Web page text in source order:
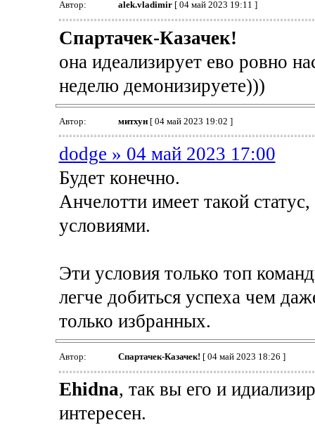
Автор: alek.vladimir[ 04 май 2023 19:11 ]
Спартачек-Казачек!
она идеализирует ево ровно
неделю демонизируете)))
Автор: митхун[ 04 май 2023 19:02 ]
dodge » 04 май 2023 17:00
Будет конечно.
Анчелотти имеет такой
условиями.
Эти условия только топ
легче добиться успеха чем
только избранных.
Автор: Спартачек-Казачек! [ 04 май 2023 18:26 ]
Ehidna, так вы его и
интересен.